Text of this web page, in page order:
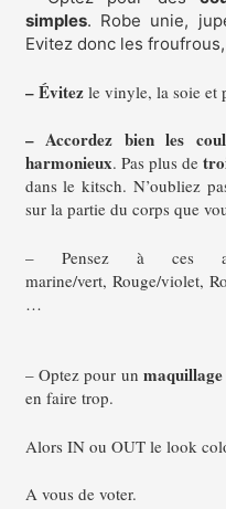
simples. Robe unie,
Evitez donc les
– Évitezle vinyle, la soie et
– Accordez bien les
harmonieux. Pas plus de
dans le kitsch. N’oubliez
sur la partie du corps que
–Pensez à ces
marine/vert, Rouge/violet,
…
– Optez pour un
en faire trop.
Alors IN ou OUT le look
A vous de voter.